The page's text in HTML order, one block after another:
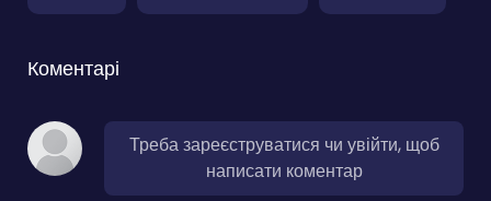
Коментарі
Треба зареєструватися чи увійти, щоб
написати коментар